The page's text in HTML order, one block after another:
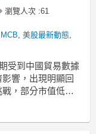
瀏覽人次 :61
MCB, 美股最新動態,
受到中國貿易數據
響，出現明顯回
，部分市值低於5
而為投資人提供